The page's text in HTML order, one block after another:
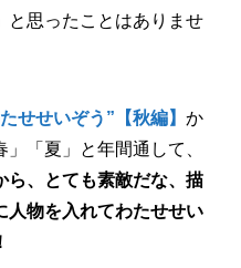
と思ったことはありませ
せせいぞう”【秋編】 か
「夏」と年間通して、
ら、とても素敵だな、描
人物を入れてわたせせい